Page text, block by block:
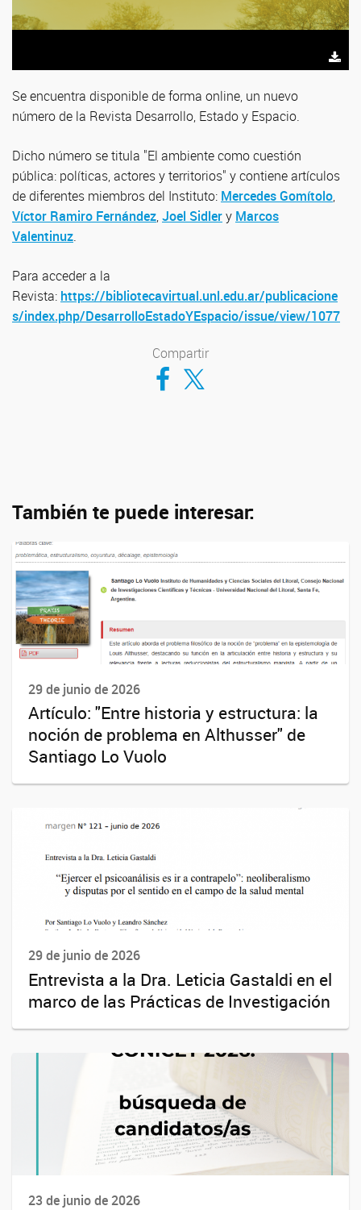
Se encuentra disponible de forma online, un nuevo
número de la Revista Desarrollo, Estado y Espacio.
Dicho número se titula "El ambiente como cuestión
pública: políticas, actores y territorios" y contiene artículos
de diferentes miembros del Instituto: Mercedes Gomítolo,
Víctor Ramiro Fernández,Joel Sidlery Marcos
Valentinuz.
Para acceder a la
Revista: https://bibliotecavirtual.unl.edu.ar/publicacione
s/index.php/DesarrolloEstadoYEspacio/issue/view/1077
Compartir
Compartir en Facebook
Compartir en Twitter
También te puede interesar:
29 de junio de 2026
Artículo: "Entre historia y estructura: la
noción de problema en Althusser" de
Santiago Lo Vuolo
29 de junio de 2026
Entrevista a la Dra. Leticia Gastaldi en el
marco de las Prácticas de Investigación
23 de junio de 2026